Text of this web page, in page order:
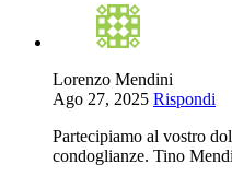
Lorenzo Mendini
Ago 27, 2025 Rispondi
Partecipiamo al vostro
condoglianze. Tino